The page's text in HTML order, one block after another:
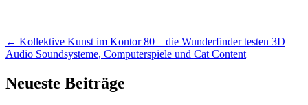
Artikel-
Navigation
← Kollektive Kunst im Kontor 80 – die Wunderfinder testen 3D
Audio Soundsysteme, Computerspiele und Cat Content
Neueste Beiträge